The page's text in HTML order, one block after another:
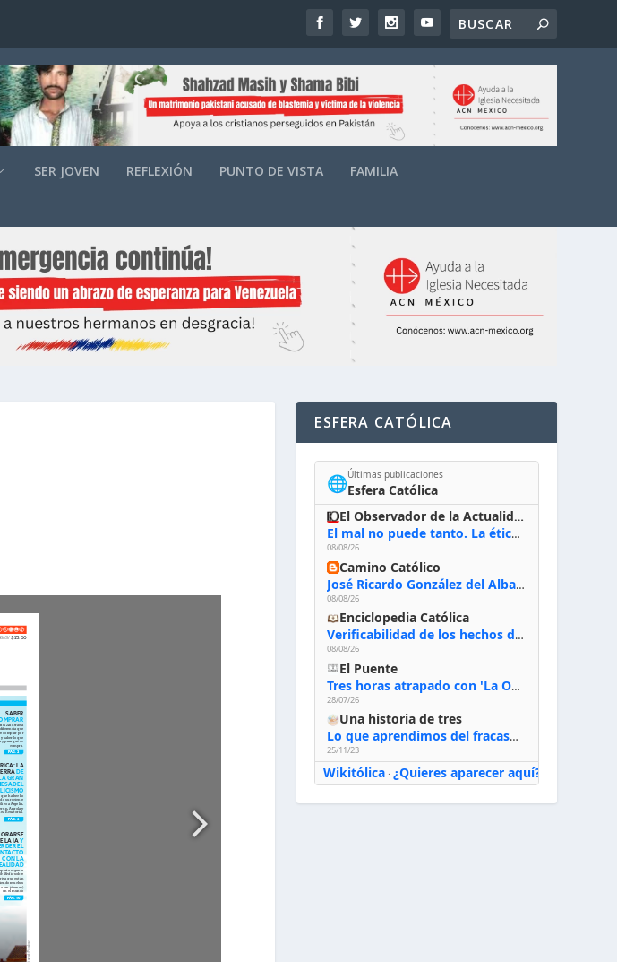
SER JOVEN REFLEXIÓN PUNTO DE VISTA FAMILIA
ESFERA CATÓLICA
🌐Últimas publicaciones
Esfera Católica
El Observador de la Actualidad
El mal no puede tanto. La ética del bien posible
08/08/26
Camino Católico
José Ricardo González del Alba, artista sacro: «Yo oro, hablo con Dios, le pido al Espíritu Santo su inspiración y siempre pinto rezando el rosario para que sea Él quien actúe a través de mis manos»
08/08/26
Enciclopedia Católica
Verificabilidad de los hechos de la Biblia
08/08/26
El Puente
Tres horas atrapado con 'La Odisea' de Nolan
28/07/26
Una historia de tres
Lo que aprendimos del fracaso al emprender
25/11/23
Wikitólica· ¿Quieres aparecer aquí?